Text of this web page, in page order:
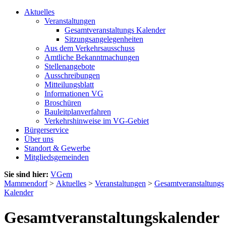
Aktuelles
Veranstaltungen
Gesamtveranstaltungs Kalender
Sitzungsangelegenheiten
Aus dem Verkehrsausschuss
Amtliche Bekanntmachungen
Stellenangebote
Ausschreibungen
Mitteilungsblatt
Informationen VG
Broschüren
Bauleitplanverfahren
Verkehrshinweise im VG-Gebiet
Bürgerservice
Über uns
Standort & Gewerbe
Mitgliedsgemeinden
Sie sind hier: VGem
Mammendorf> Aktuelles > Veranstaltungen > Gesamtveranstaltungs
Kalender
Gesamtveranstaltungskalender